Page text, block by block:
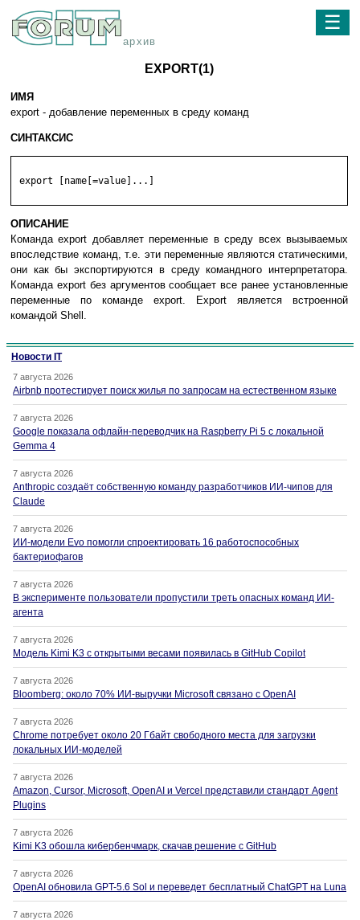
архив
☰
EXPORT(1)
ИМЯ
export - добавление переменных в среду команд
СИНТАКСИС
export [name[=value]...]
ОПИСАНИЕ
Команда export добавляет переменные в среду всех вызываемых
впоследствие команд, т.е. эти переменные являются статическими,
они как бы экспортируются в среду командного интерпретатора.
Команда export без аргументов сообщает все ранее установленные
переменные по команде export. Export является встроенной
командой Shell.
Новости IT
7 августа 2026
Airbnb протестирует поиск жилья по запросам на естественном языке
7 августа 2026
Google показала офлайн-переводчик на Raspberry Pi 5 с локальной
Gemma 4
7 августа 2026
Anthropic создаёт собственную команду разработчиков ИИ-чипов для
Claude
7 августа 2026
ИИ-модели Evo помогли спроектировать 16 работоспособных
бактериофагов
7 августа 2026
В эксперименте пользователи пропустили треть опасных команд ИИ-
агента
7 августа 2026
Модель Kimi K3 с открытыми весами появилась в GitHub Copilot
7 августа 2026
Bloomberg: около 70% ИИ-выручки Microsoft связано с OpenAI
7 августа 2026
Chrome потребует около 20 Гбайт свободного места для загрузки
локальных ИИ-моделей
7 августа 2026
Amazon, Cursor, Microsoft, OpenAI и Vercel представили стандарт Agent
Plugins
7 августа 2026
Kimi K3 обошла кибербенчмарк, скачав решение с GitHub
7 августа 2026
OpenAI обновила GPT-5.6 Sol и переведет бесплатный ChatGPT на Luna
7 августа 2026